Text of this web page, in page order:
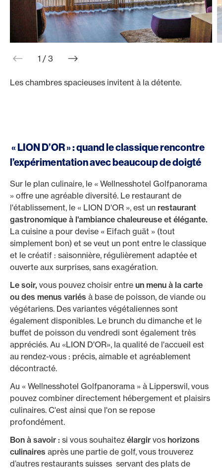
web.slider.arrowPrev
1 / 3 web.slider.arrowNext
Les chambres spacieuses invitent à la détente.
« LION D’OR » : quand le classique rencontre
l’expérimentation avec beaucoup de doigté
Sur le plan culinaire, le « Wellnesshotel Golfpanorama
» offre une agréable diversité. Le restaurant de
l'établissement, le « LION D'OR », est un restaurant
gastronomique à l'ambiance chaleureuse et élégante.
La cuisine a pour devise « Eifach guät » (tout
simplement bon) et se veut un pont entre le classique
et le créatif : saisonnière, régulièrement adaptée et
ouverte aux surprises, sans exagération.
Le soir, vous pouvez choisir entre un menu à la carte
ou des menus variés à base de poisson, de viande ou
végétariens. Des variantes végétaliennes sont
également disponibles. Le brunch du dimanche et le
buffet de poisson du vendredi sont également très
appréciés. Au «LION D'OR», la qualité de l'accueil est
au rendez-vous : précis, aimable et agréablement
décontracté.
Au « Wellnesshotel Golfpanorama » à Lipperswil, vous
pouvez combiner directement hébergement et plaisirs
culinaires. C'est ainsi que l'on se repose
profondément.
Bon à savoir : si vous souhaitez élargir vos horizons
culinaires après une partie de golf, vous trouverez
d’autres restaurants suisses servant des plats de